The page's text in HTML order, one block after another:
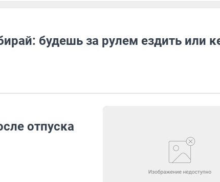
будешь за рулем ездить или
отпуска